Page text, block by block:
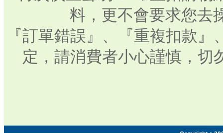
料，更不會要求您去
『訂單錯誤』、『重複扣款
定，請消費者小心謹慎，切